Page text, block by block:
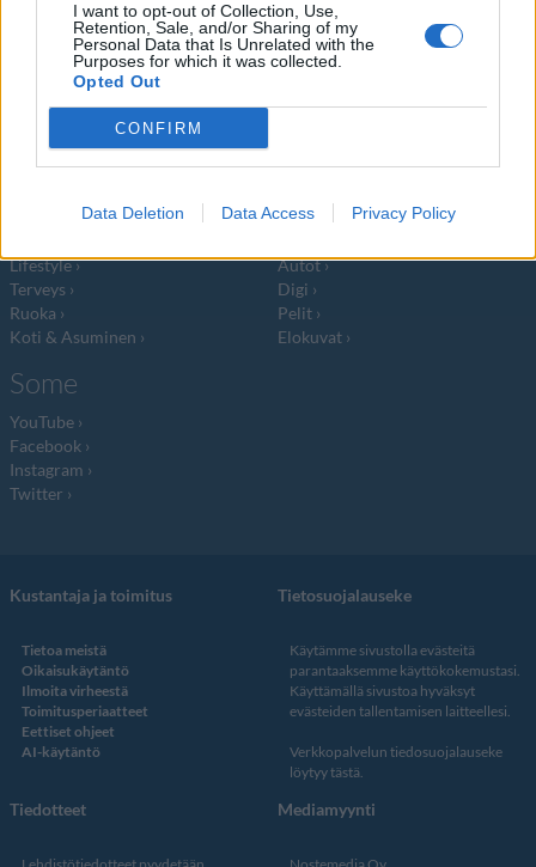
I want to opt-out of Collection, Use,
Retention, Sale, and/or Sharing of my
Personal Data that Is Unrelated with the
Purposes for which it was collected.
Opted Out
CONFIRM
Data Deletion Data Access Privacy Policy
Tietoa meistä
Tietosuojalauseke
Lähetä uutisvinkki
Mediatiedot
RSS-ohje
Kesä!
Jocka
Tyyliniekka
Lifestyle
Lifestyle
Terveys
Ruoka
Koti & Asuminen
Viihde
Viihdeuutiset
Autot
Digi
Pelit
Elokuvat
Some
YouTube
Facebook
Instagram
Twitter
Kustantaja ja toimitus
Tietoa meistä
Oikaisukäytäntö
Ilmoita virheestä
Toimitusperiaatteet
Eettiset ohjeet
AI-käytäntö
Tietosuojalauseke
Käytämme sivustolla evästeitä
parantaaksemme käyttökokemustasi.
Käyttämällä sivustoa hyväksyt
evästeiden tallentamisen laitteellesi.
Verkkopalvelun tiedosuojalauseke
löytyy tästä.
Tiedotteet Mediamyynti